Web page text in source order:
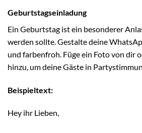
Geburtstagseinladung
Ein Geburtstag ist ein besonderer
werden sollte. Gestalte deine
und farbenfroh. Füge ein Foto von dir
hinzu, um deine Gäste in
Beispieltext:
Hey ihr Lieben,